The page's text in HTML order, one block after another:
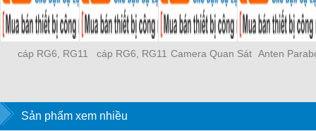
cáp RG6, RG11 cáp RG6, RG11 Camera Quan Sát Anten
Sản phẩm xem nhiều